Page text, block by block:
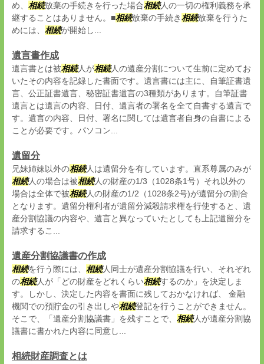
め、 相続放棄の手続きを行った場合相続人の一切の権利義務を承
継することはありません。■相続放棄の手続き相続放棄を行うた
めには、 相続が開始し...
遺言書作成
遺言書とは被相続人が相続人の遺産分割について生前に定めてお
いたその内容を記録した書面です。遺言書には主に、自筆証書遺
言、公正証書遺言、秘密証書遺言の3種類があります。自筆証書
遺言とは遺言の内容、日付、遺言者の署名を全て自書する遺言で
す。遺言の内容、日付、署名に関しては遺言者自身の自書による
ことが必要です。パソコン...
遺留分
兄妹姉妹以外の相続人は遺留分を有しています。直系尊属のみが
相続人の場合は被相続人の財産の1/3（1028条1号）それ以外の
場合は全体で被相続人の財産の1/2（1028条2号)が遺留分の割合
となります。遺留分権利者が遺留分減殺請求権を行使すると、遺
産分割協議の内容や、遺言と異なっていたとしても上記遺留分を
請求するこ...
遺産分割協議書の作成
相続を行う際には、 相続人同士が遺産分割協議を行い、それぞれ
の相続人が「どの財産をどれくらい相続するのか」を決定しま
す。しかし、決定した内容を書面に残しておかなければ、 金融
機関での預貯金の引き出しや相続登記を行うことができません。
そこで、「遺産分割協議書」を残すことで、 相続人が遺産分割協
議書に書かれた内容に同意し...
相続財産調査とは